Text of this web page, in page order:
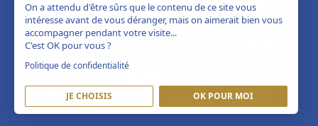
On a attendu d'être sûrs que le contenu de ce site vous
intéresse avant de vous déranger, mais on aimerait bien vous
accompagner pendant votre visite...
C'est OK pour vous ?
Politique de confidentialité
JE CHOISIS OK POUR MOI